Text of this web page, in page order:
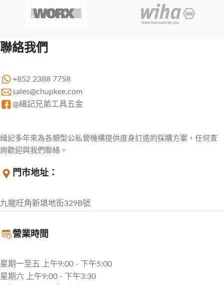
聯絡我們
+852 2388 7758
sales@chupkee.com
@緝記兄弟工具五金
緝記多年來為各類型公私營機構提供度身訂造的採購方案，任何查
詢歡迎與我們聯絡。
門市地址：
九龍旺角新填地街329B號
營業時間
星期一至五 上午9:00 - 下午5:00
星期六 上午9:00 - 下午3:30